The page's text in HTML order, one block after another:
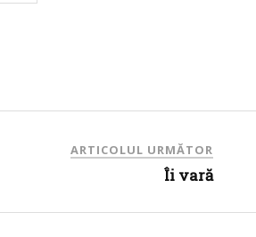
ARTICOLUL URMĂTOR
Îi vară